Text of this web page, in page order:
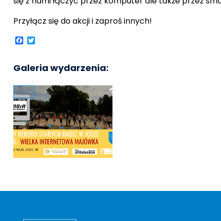
Przyłącz się do akcji i zaproś innych!
Facebook
Galeria wydarzenia: